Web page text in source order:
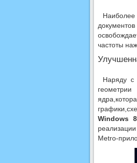
частоты
Наряду с
Windows 8
Metro-